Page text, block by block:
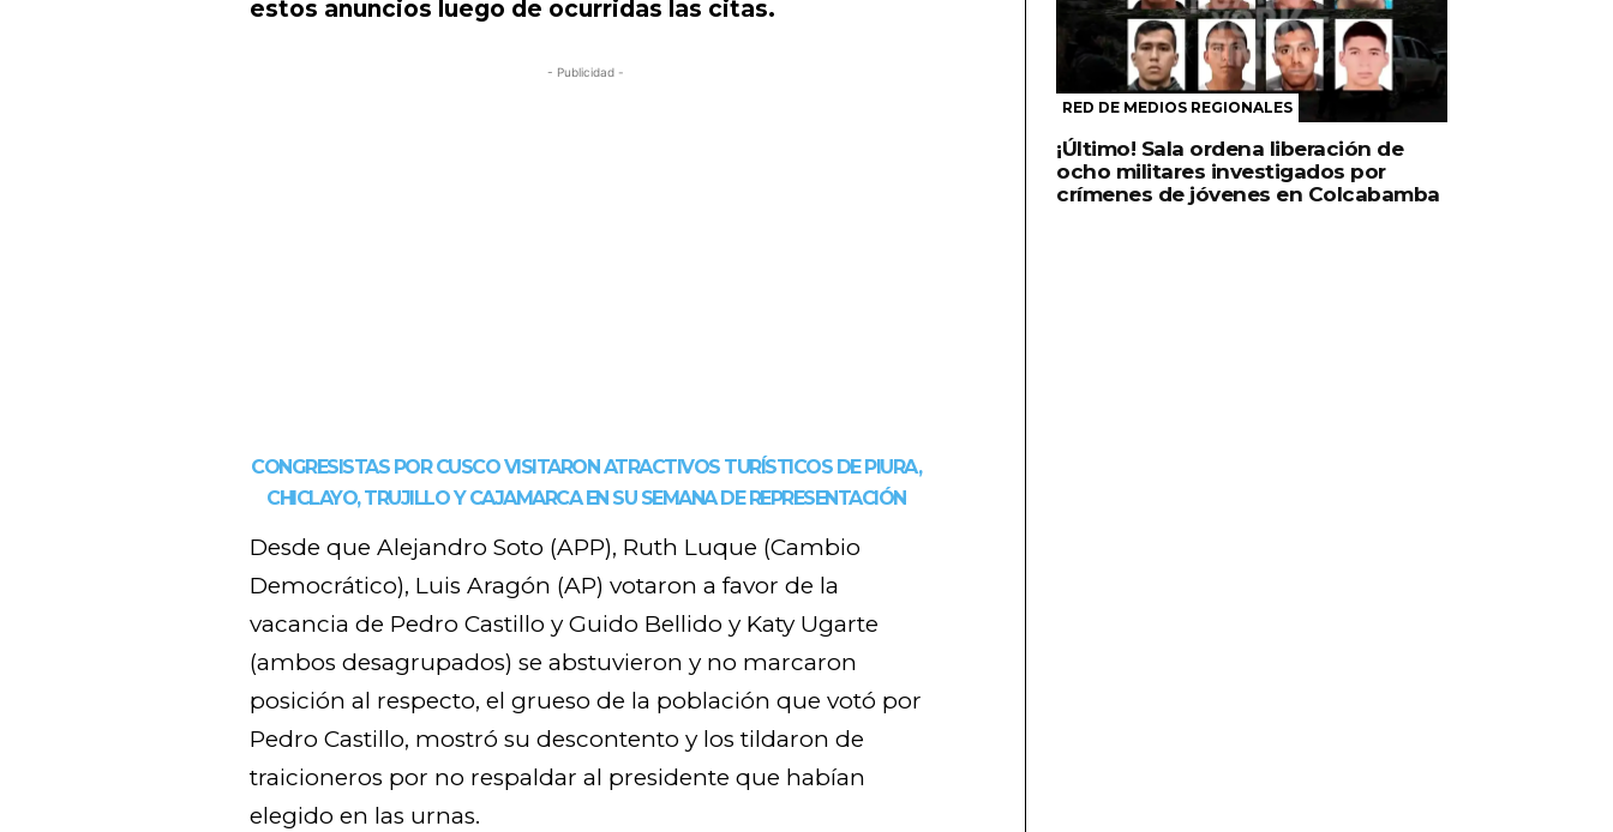
estos anuncios luego de ocurridas las citas.
- Publicidad -
CONGRESISTAS POR CUSCO VISITARON ATRACTIVOS TURÍSTICOS DE PIURA,
CHICLAYO, TRUJILLO Y CAJAMARCA EN SU SEMANA DE REPRESENTACIÓN
Desde que Alejandro Soto (APP), Ruth Luque (Cambio
Democrático), Luis Aragón (AP) votaron a favor de la
vacancia de Pedro Castillo y Guido Bellido y Katy Ugarte
(ambos desagrupados) se abstuvieron y no marcaron
posición al respecto, el grueso de la población que votó por
Pedro Castillo, mostró su descontento y los tildaron de
traicioneros por no respaldar al presidente que habían
elegido en las urnas.
RED DE MEDIOS REGIONALES
¡Último! Sala ordena liberación de
ocho militares investigados por
crímenes de jóvenes en Colcabamba